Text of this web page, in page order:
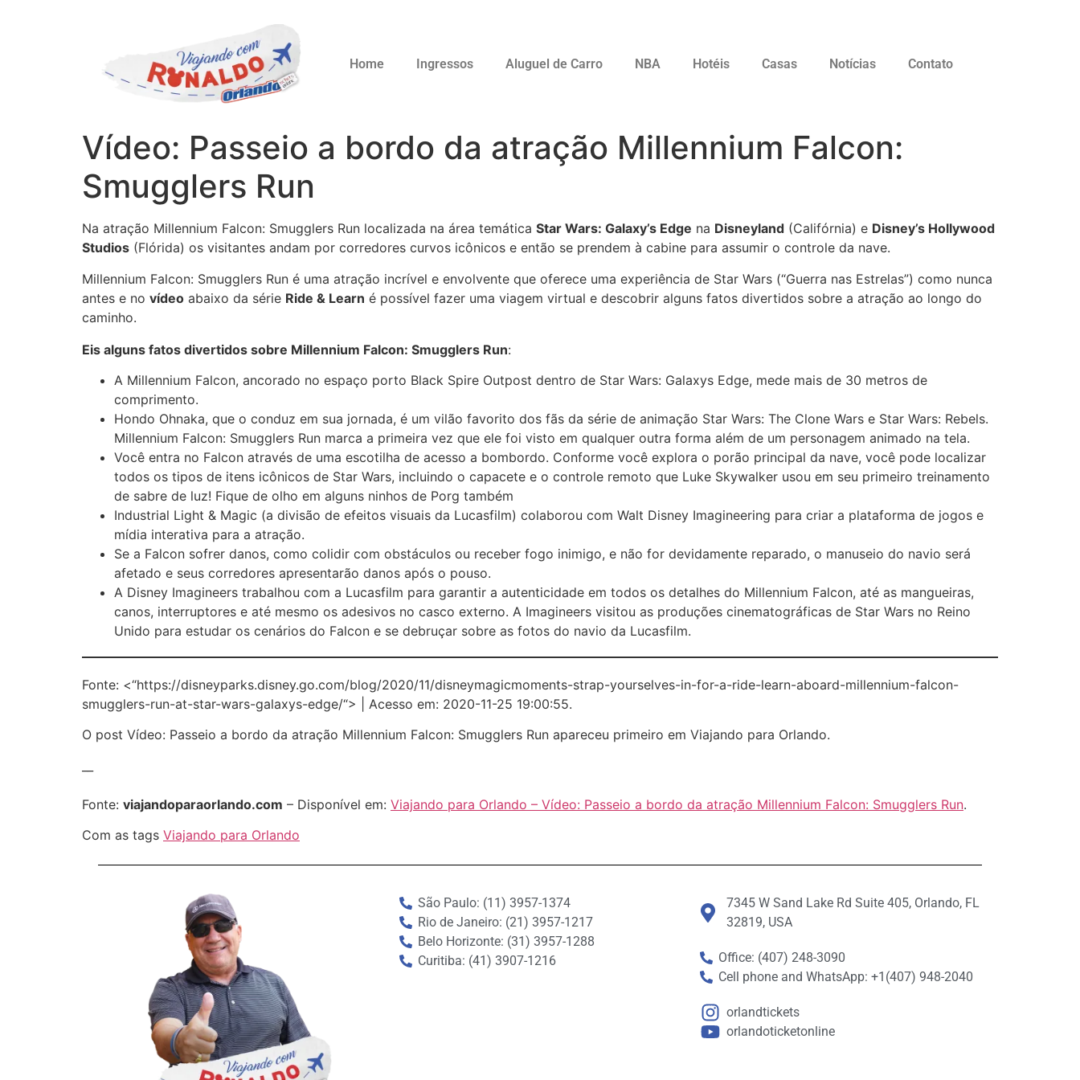
Home Ingressos Aluguel de Carro NBA Hotéis Casas Notícias Contato
Vídeo: Passeio a bordo da atração Millennium Falcon:
Smugglers Run
Na atração Millennium Falcon: Smugglers Run localizada na área temática Star Wars: Galaxy’s Edge na Disneyland (Califórnia) e Disney’s Hollywood
Studios (Flórida) os visitantes andam por corredores curvos icônicos e então se prendem à cabine para assumir o controle da nave.
Millennium Falcon: Smugglers Run é uma atração incrível e envolvente que oferece uma experiência de Star Wars (“Guerra nas Estrelas”) como nunca
antes e no vídeo abaixo da série Ride & Learn é possível fazer uma viagem virtual e descobrir alguns fatos divertidos sobre a atração ao longo do
caminho.
Eis alguns fatos divertidos sobre Millennium Falcon: Smugglers Run:
A Millennium Falcon, ancorado no espaço porto Black Spire Outpost dentro de Star Wars: Galaxys Edge, mede mais de 30 metros de
comprimento.
Hondo Ohnaka, que o conduz em sua jornada, é um vilão favorito dos fãs da série de animação Star Wars: The Clone Wars e Star Wars: Rebels.
Millennium Falcon: Smugglers Run marca a primeira vez que ele foi visto em qualquer outra forma além de um personagem animado na tela.
Você entra no Falcon através de uma escotilha de acesso a bombordo. Conforme você explora o porão principal da nave, você pode localizar
todos os tipos de itens icônicos de Star Wars, incluindo o capacete e o controle remoto que Luke Skywalker usou em seu primeiro treinamento
de sabre de luz! Fique de olho em alguns ninhos de Porg também
Industrial Light & Magic (a divisão de efeitos visuais da Lucasfilm) colaborou com Walt Disney Imagineering para criar a plataforma de jogos e
mídia interativa para a atração.
Se a Falcon sofrer danos, como colidir com obstáculos ou receber fogo inimigo, e não for devidamente reparado, o manuseio do navio será
afetado e seus corredores apresentarão danos após o pouso.
A Disney Imagineers trabalhou com a Lucasfilm para garantir a autenticidade em todos os detalhes do Millennium Falcon, até as mangueiras,
canos, interruptores e até mesmo os adesivos no casco externo. A Imagineers visitou as produções cinematográficas de Star Wars no Reino
Unido para estudar os cenários do Falcon e se debruçar sobre as fotos do navio da Lucasfilm.
Fonte: <“https://disneyparks.disney.go.com/blog/2020/11/disneymagicmoments-strap-yourselves-in-for-a-ride-learn-aboard-millennium-falcon-
smugglers-run-at-star-wars-galaxys-edge/“> | Acesso em: 2020-11-25 19:00:55.
O post Vídeo: Passeio a bordo da atração Millennium Falcon: Smugglers Run apareceu primeiro em Viajando para Orlando.
Fonte: viajandoparaorlando.com – Disponível em: Viajando para Orlando – Vídeo: Passeio a bordo da atração Millennium Falcon: Smugglers Run.
Com as tags Viajando para Orlando
São Paulo: (11) 3957-1374
Rio de Janeiro: (21) 3957-1217
Belo Horizonte: (31) 3957-1288
Curitiba: (41) 3907-1216
7345 W Sand Lake Rd Suite 405, Orlando, FL
32819, USA
Office: (407) 248-3090
Cell phone and WhatsApp: +1(407) 948-2040
orlandtickets
orlandoticketonline